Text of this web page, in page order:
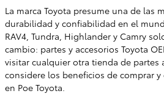
La marca Toyota presume una de las
durabilidad y confiabilidad en el
RAV4, Tundra, Highlander y Camry
cambio: partes y accesorios Toyota
visitar cualquier otra tienda de partes
considere los beneficios de comprar
en Poe Toyota.